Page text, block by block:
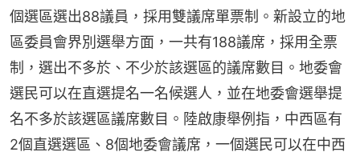
個選區選出88議員，採用雙議席單票制。新設立的地
區委員會界別選舉方面，一共有188議席，採用全票
制，選出不多於、不少於該選區的議席數目。地委會
選民可以在直選提名一名候選人，並在地委會選舉提
名不多於該選區議席數目。陸啟康舉例指，中西區有
2個直選選區、8個地委會議席，一個選民可以在中西